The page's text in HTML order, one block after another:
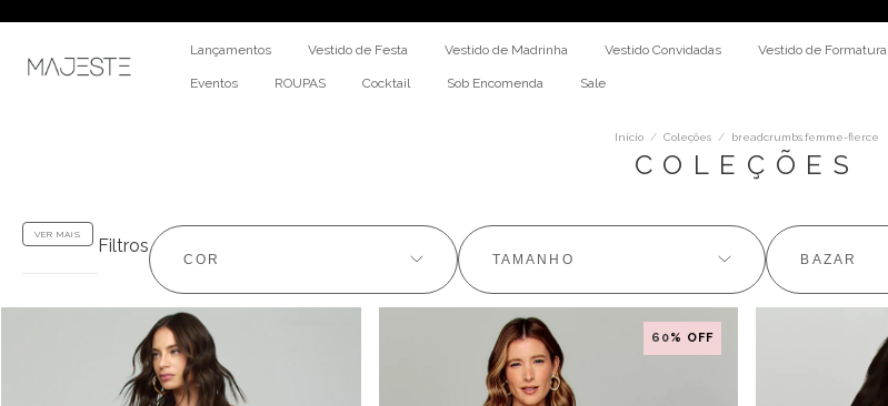
Lançamentos Vestido de Festa Vestido de Madrinha Vestido Convidadas Vestido de Formatura
Eventos ROUPAS Cocktail Sob Encomenda Sale
Início / Coleções / breadcrumbs.femme-fierce
COLEÇÕES
VER MAIS
Filtros
COR TAMANHO BAZAR
60% OFF